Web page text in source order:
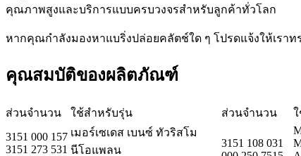
คุณภาพสูงและบริการแบบครบวงจรสำหรับลูกค้าทั่วโลก
หากคุณกำลังมองหาแบริ่งปล่อยคลัตช์ใด ๆ โปรดแจ้งให้เรา
คุณสมบัติของผลิตภัณฑ์
ส่วนจำนวน ใช้สำหรับรุ่น ส่วนจำนวน
3151 000 157
3151 273 531
เมอร์เซเดส เบนซ์ ทัวริสโม
นีโอแพลน
3151 108 031